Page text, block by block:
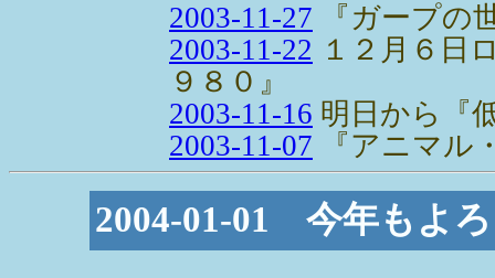
2003-11-27 『ガープの
2003-11-22 １２月６日
９８０』
2003-11-16 明日から『
2003-11-07 『アニマル
2004-01-01 今年もよ